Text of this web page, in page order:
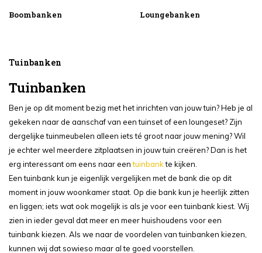
Boombanken Loungebanken
Tuinbanken
Tuinbanken
Ben je op dit moment bezig met het inrichten van jouw tuin? Heb je al
gekeken naar de aanschaf van een tuinset of een loungeset? Zijn
dergelijke tuinmeubelen alleen iets té groot naar jouw mening? Wil
je echter wel meerdere zitplaatsen in jouw tuin creëren? Dan is het
erg interessant om eens naar eentuinbankte kijken.
Een tuinbank kun je eigenlijk vergelijken met de bank die op dit
moment in jouw woonkamer staat. Op die bank kun je heerlijk zitten
en liggen; iets wat ook mogelijk is als je voor een tuinbank kiest. Wij
zien in ieder geval dat meer en meer huishoudens voor een
tuinbank kiezen. Als we naar de voordelen van tuinbanken kiezen,
kunnen wij dat sowieso maar al te goed voorstellen.